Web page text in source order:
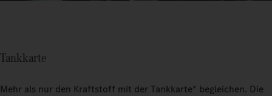
Tankkarte
Mehr als nur den Kraftstoff mit der Tankkarte* begleichen. Die